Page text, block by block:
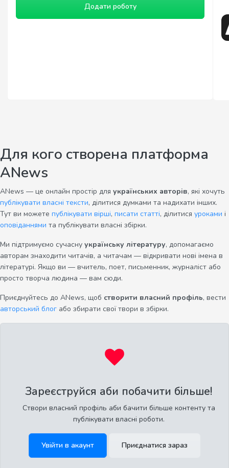
Додати роботу
Для кого створена платформа
ANews
ANews — це онлайн простір для українських авторів, які хочуть
публікувати власні тексти, ділитися думками та надихати інших.
Тут ви можете публікувати вірші, писати статті, ділитися уроками і
оповіданнями та публікувати власні збірки.
Ми підтримуємо сучасну українську літературу, допомагаємо
авторам знаходити читачів, а читачам — відкривати нові імена в
літературі. Якщо ви — вчитель, поет, письменник, журналіст або
просто творча людина — вам сюди.
Приєднуйтесь до ANews, щоб створити власний профіль, вести
авторський блог або збирати свої твори в збірки.
Зареєструйся аби побачити більше!
Створи власний профіль аби бачити більше контенту та
публікувати власні роботи.
Увійти в акаунт Приєднатися зараз